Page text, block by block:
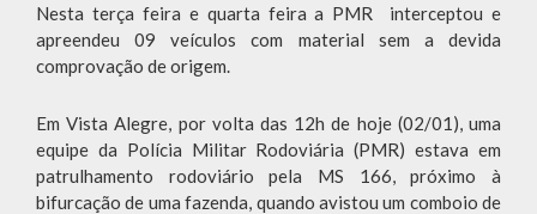
Nesta terça feira e quarta feira a PMR interceptou e
apreendeu 09 veículos com material sem a devida
comprovação de origem.
Em Vista Alegre, por volta das 12h de hoje (02/01), uma
equipe da Polícia Militar Rodoviária (PMR) estava em
patrulhamento rodoviário pela MS 166, próximo à
bifurcação de uma fazenda, quando avistou um comboio de